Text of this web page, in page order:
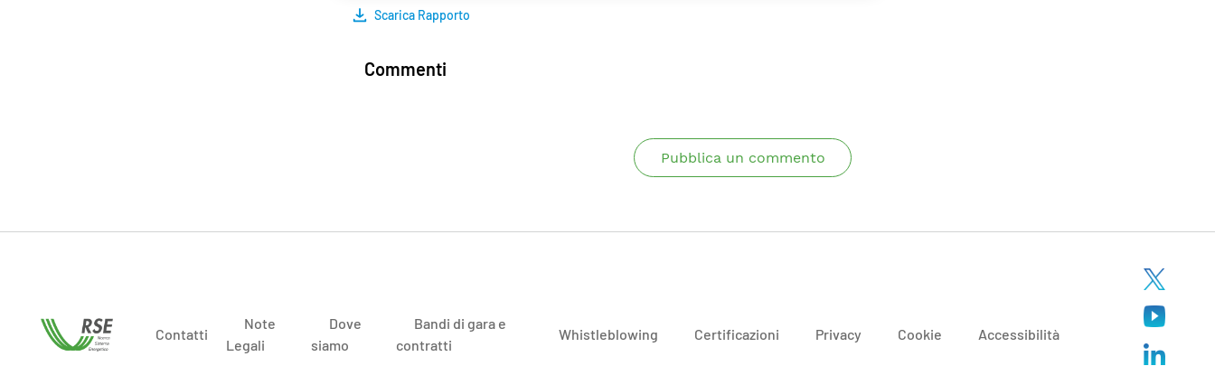
Scarica Rapporto
Commenti
Pubblica un commento
Contatti
Note
Legali
Dove
siamo
Bandi di gara e
contratti
Whistleblowing Certificazioni Privacy Cookie Accessibilità